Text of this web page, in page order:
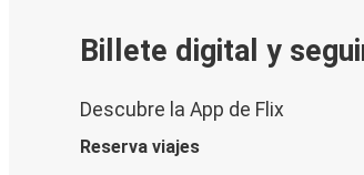
Billete digital y
Descubre la App de Flix
Reserva viajes